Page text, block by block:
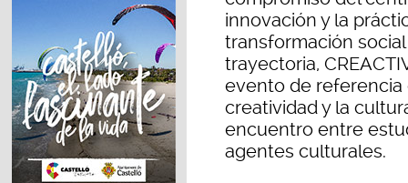
innovación y la
transformación
trayectoria,
evento de referencia
creatividad y la
encuentro entre
agentes culturales.